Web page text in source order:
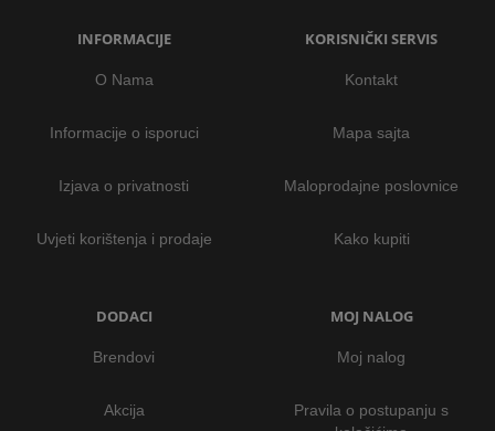
INFORMACIJE
O Nama
Informacije o isporuci
Izjava o privatnosti
Uvjeti korištenja i prodaje
KORISNIČKI SERVIS
Kontakt
Mapa sajta
Maloprodajne poslovnice
Kako kupiti
DODACI
Brendovi
Akcija
MOJ NALOG
Moj nalog
Pravila o postupanju s